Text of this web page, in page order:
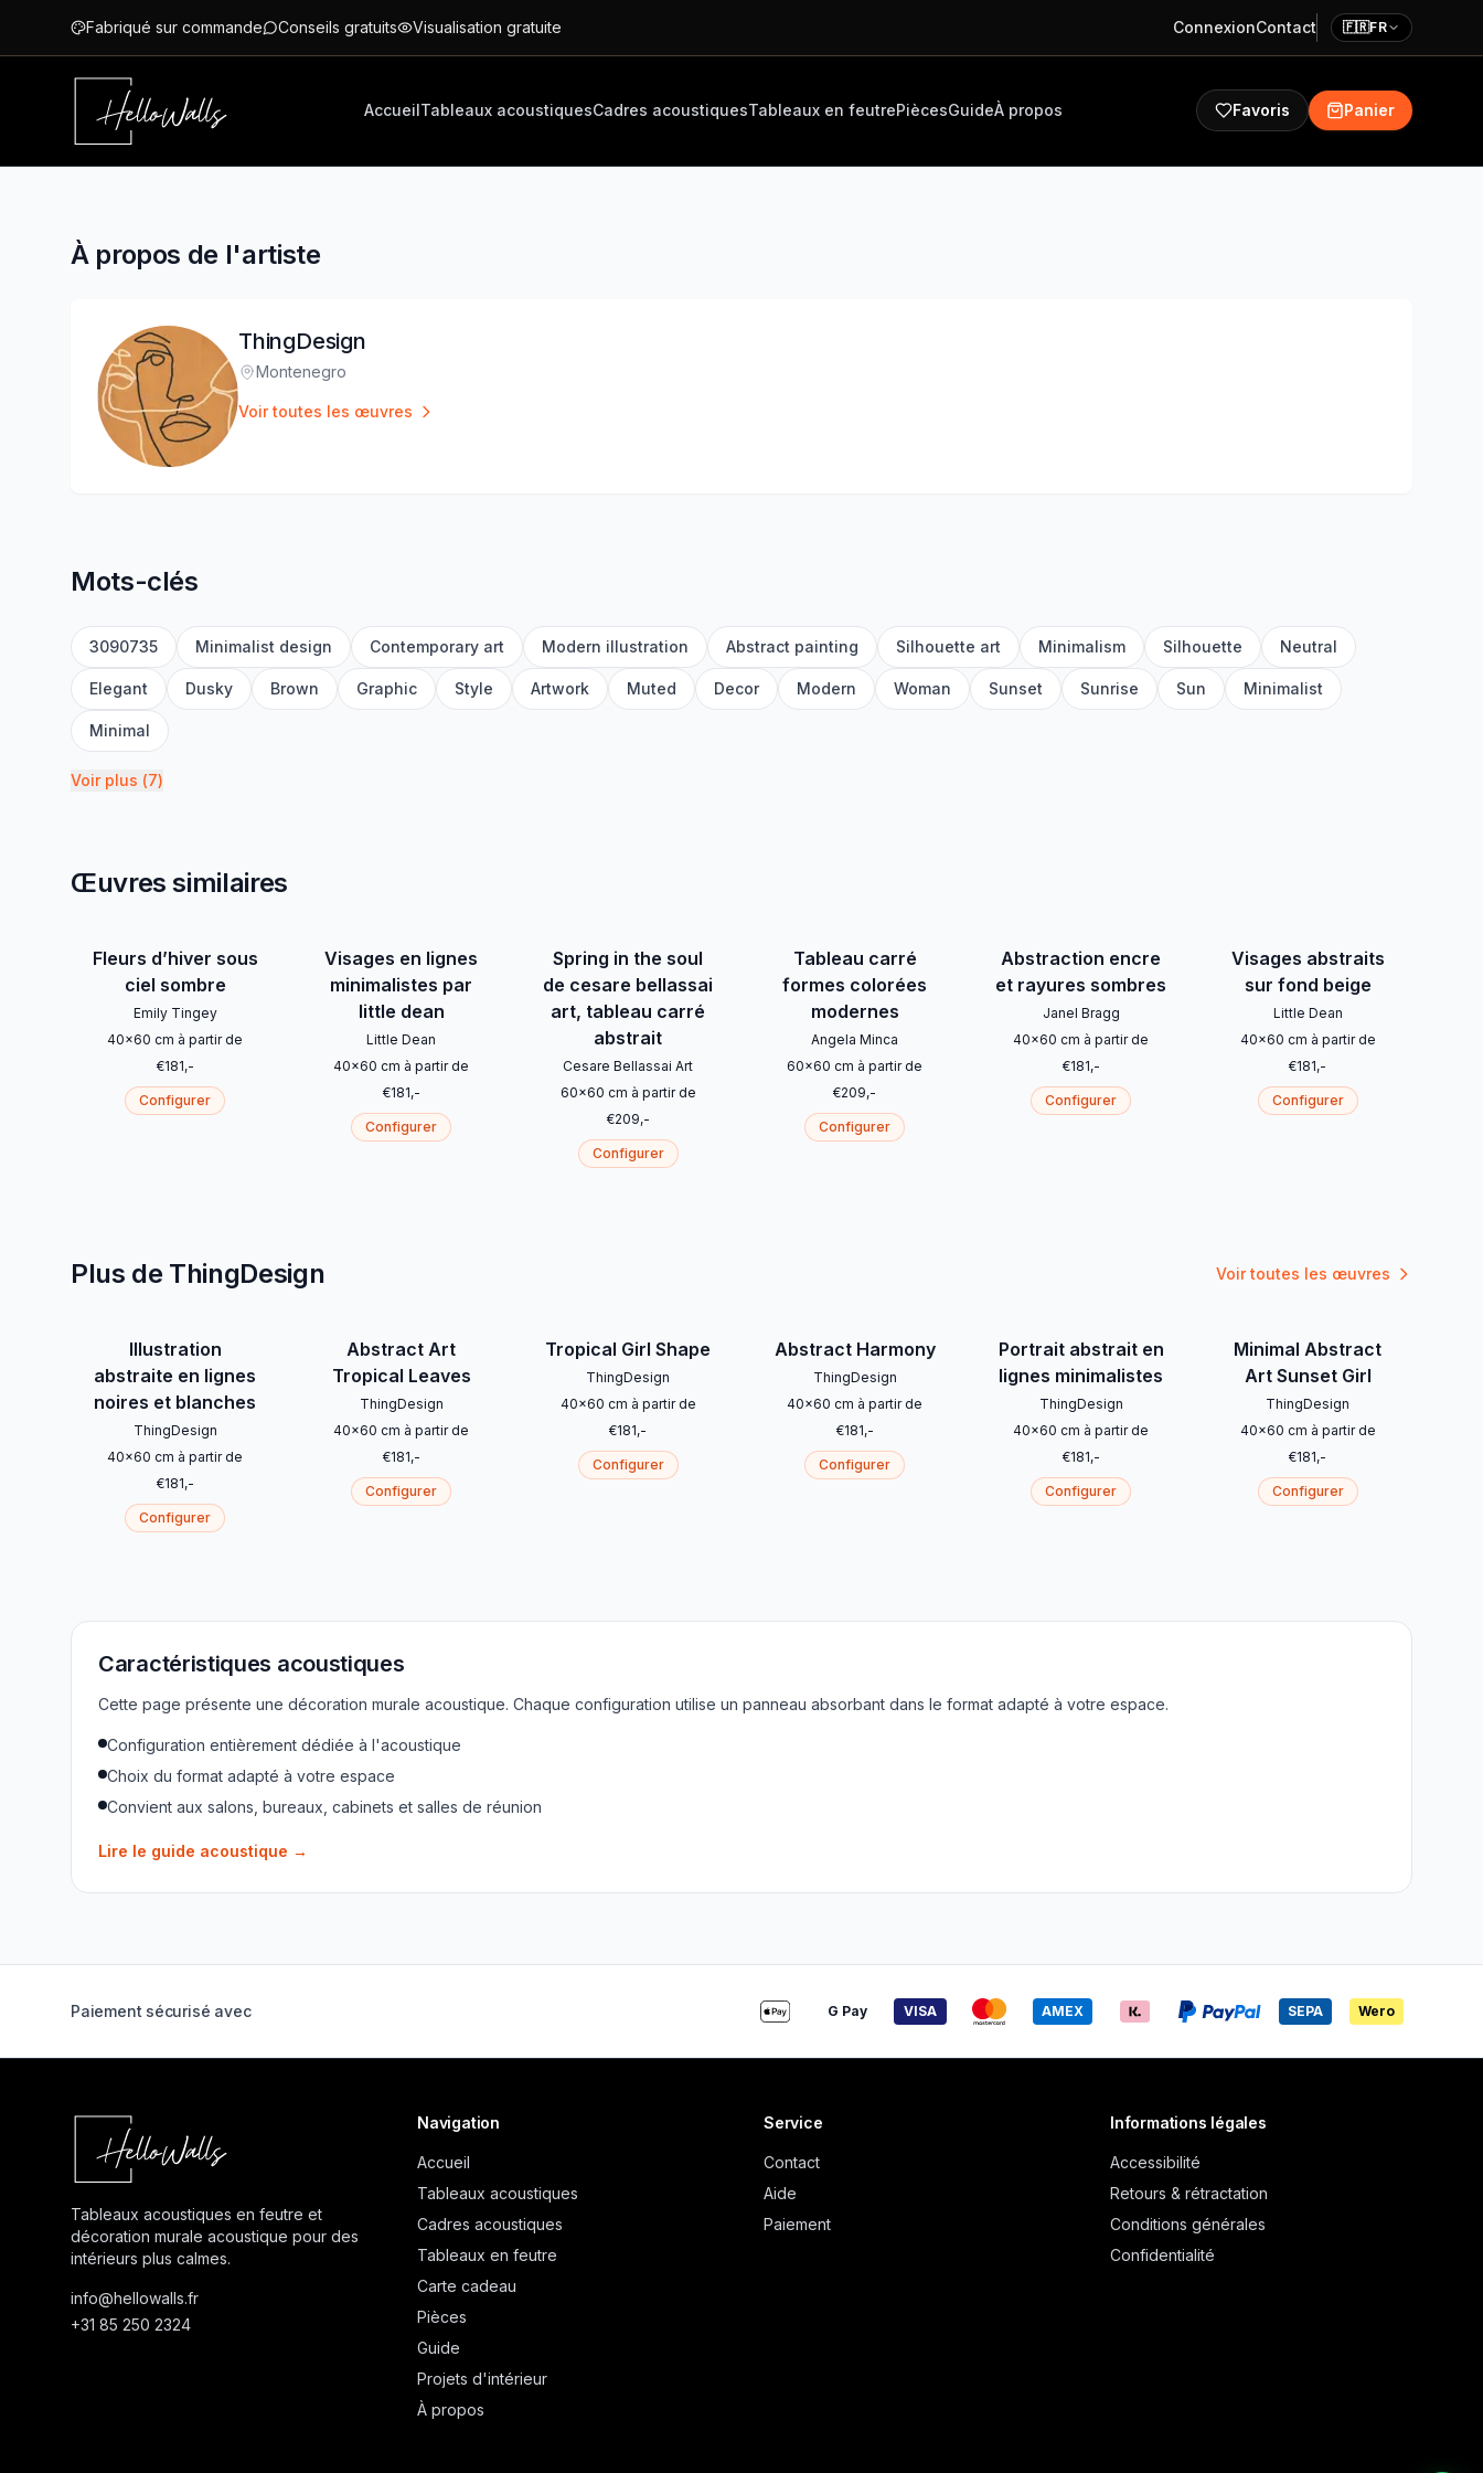
Fabriqué sur commande Conseils gratuits Visualisation gratuite ConnexionContact 🇫🇷FR
AccueilTableaux acoustiquesCadres acoustiquesTableaux en feutrePiècesGuideÀ propos Favoris Panier
À propos de l'artiste
ThingDesign
Lieu:
Montenegro
Voir toutes les œuvres
Mots-clés
3090735 Minimalist design Contemporary art Modern illustration Abstract painting Silhouette art Minimalism Silhouette Neutral
Elegant Dusky Brown Graphic Style Artwork Muted Decor Modern Woman Sunset Sunrise Sun Minimalist
Minimal
Voir plus (7)
Œuvres similaires
Fleurs d’hiver sous
ciel sombre
Emily Tingey
40x60 cm à partir de
€181,-
Configurer
Visages en lignes
minimalistes par
little dean
Little Dean
40x60 cm à partir de
€181,-
Configurer
Spring in the soul
de cesare bellassai
art, tableau carré
abstrait
Cesare Bellassai Art
60x60 cm à partir de
€209,-
Configurer
Tableau carré
formes colorées
modernes
Angela Minca
60x60 cm à partir de
€209,-
Configurer
Abstraction encre
et rayures sombres
Janel Bragg
40x60 cm à partir de
€181,-
Configurer
Visages abstraits
sur fond beige
Little Dean
40x60 cm à partir de
€181,-
Configurer
Plus de ThingDesign Voir toutes les œuvres
Illustration
abstraite en lignes
noires et blanches
ThingDesign
40x60 cm à partir de
€181,-
Configurer
Abstract Art
Tropical Leaves
ThingDesign
40x60 cm à partir de
€181,-
Configurer
Tropical Girl Shape
ThingDesign
40x60 cm à partir de
€181,-
Configurer
Abstract Harmony
ThingDesign
40x60 cm à partir de
€181,-
Configurer
Portrait abstrait en
lignes minimalistes
ThingDesign
40x60 cm à partir de
€181,-
Configurer
Minimal Abstract
Art Sunset Girl
ThingDesign
40x60 cm à partir de
€181,-
Configurer
Caractéristiques acoustiques
Cette page présente une décoration murale acoustique. Chaque configuration utilise un panneau absorbant dans le format adapté à votre espace.
Configuration entièrement dédiée à l'acoustique
Choix du format adapté à votre espace
Convient aux salons, bureaux, cabinets et salles de réunion
Lire le guide acoustique →
Paiement sécurisé avec G Pay VISA AMEX SEPA Wero
Tableaux acoustiques en feutre et
décoration murale acoustique pour des
intérieurs plus calmes.
info@hellowalls.fr
+31 85 250 2324
Navigation
Accueil
Tableaux acoustiques
Cadres acoustiques
Tableaux en feutre
Carte cadeau
Pièces
Guide
Projets d'intérieur
À propos
Service
Contact
Aide
Paiement
Informations légales
Accessibilité
Retours & rétractation
Conditions générales
Confidentialité